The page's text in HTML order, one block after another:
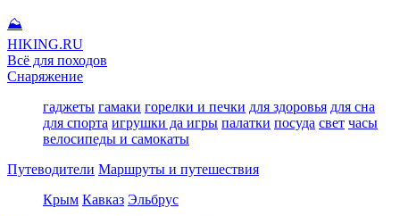
⛰
HIKING.RU
Всё для походов
Снаряжение
гаджеты гамаки горелки и печки для здоровья для сна
для спорта игрушки да игры палатки посуда свет часы
велосипеды и самокаты
Путеводители Маршруты и путешествия
Крым Кавказ Эльбрус